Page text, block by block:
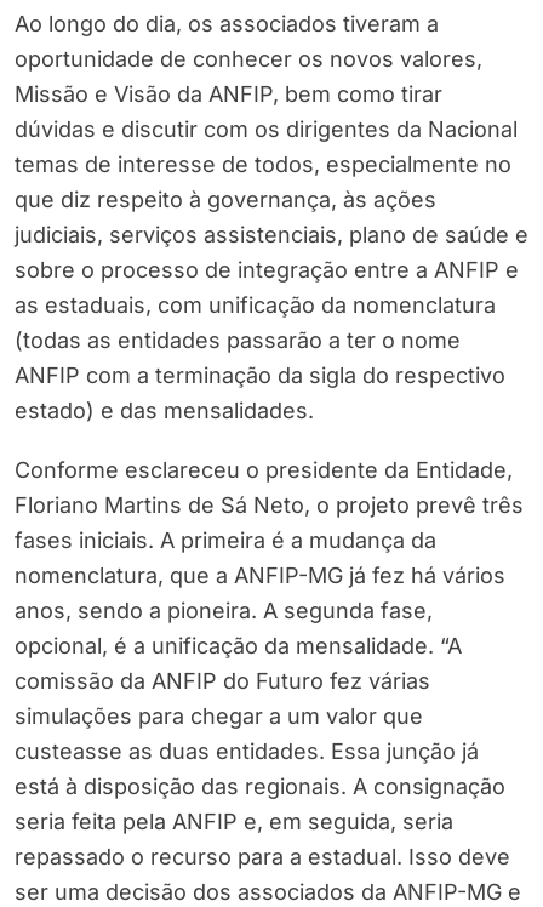
Ao longo do dia, os associados tiveram a
oportunidade de conhecer os novos valores,
Missão e Visão da ANFIP, bem como tirar
dúvidas e discutir com os dirigentes da Nacional
temas de interesse de todos, especialmente no
que diz respeito à governança, às ações
judiciais, serviços assistenciais, plano de saúde e
sobre o processo de integração entre a ANFIP e
as estaduais, com unificação da nomenclatura
(todas as entidades passarão a ter o nome
ANFIP com a terminação da sigla do respectivo
estado) e das mensalidades.
Conforme esclareceu o presidente da Entidade,
Floriano Martins de Sá Neto, o projeto prevê três
fases iniciais. A primeira é a mudança da
nomenclatura, que a ANFIP-MG já fez há vários
anos, sendo a pioneira. A segunda fase,
opcional, é a unificação da mensalidade. “A
comissão da ANFIP do Futuro fez várias
simulações para chegar a um valor que
custeasse as duas entidades. Essa junção já
está à disposição das regionais. A consignação
seria feita pela ANFIP e, em seguida, seria
repassado o recurso para a estadual. Isso deve
ser uma decisão dos associados da ANFIP-MG e